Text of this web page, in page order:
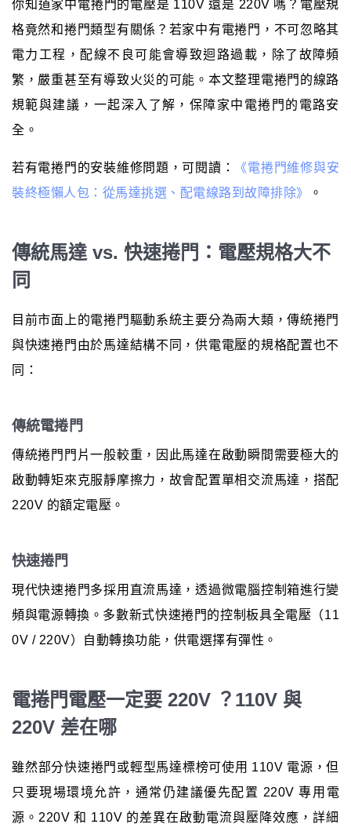
你知道家中電捲門的電壓是 110V 還是 220V 嗎？電壓規
格竟然和捲門類型有關係？若家中有電捲門，不可忽略其
電力工程，配線不良可能會導致迴路過載，除了故障頻
繁，嚴重甚至有導致火災的可能。本文整理電捲門的線路
規範與建議，一起深入了解，保障家中電捲門的電路安
全。
若有電捲門的安裝維修問題，可閱讀：
《電捲門維修與安
裝終極懶人包：從馬達挑選、配電線路到故障排除》
。
傳統馬達 vs. 快速捲門：電壓規格大不
同
目前市面上的電捲門驅動系統主要分為兩大類，傳統捲門
與快速捲門由於馬達結構不同，供電電壓的規格配置也不
同：
傳統電捲門
傳統捲門門片一般較重，因此馬達在啟動瞬間需要極大的
啟動轉矩來克服靜摩擦力，故會配置單相交流馬達，搭配
220V 的額定電壓。
快速捲門
現代快速捲門多採用直流馬達，透過微電腦控制箱進行變
頻與電源轉換。多數新式快速捲門的控制板具全電壓（11
0V / 220V）自動轉換功能，供電選擇有彈性。
電捲門電壓一定要 220V ？110V 與
220V 差在哪
雖然部分快速捲門或輕型馬達標榜可使用 110V 電源，但
只要現場環境允許，通常仍建議優先配置 220V 專用電
源。220V 和 110V 的差異在啟動電流與壓降效應，詳細